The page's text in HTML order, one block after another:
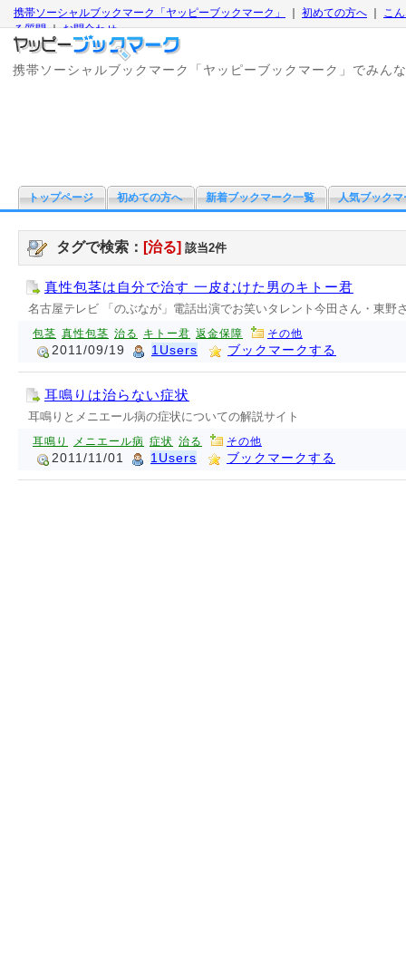
携帯ソーシャルブックマーク「ヤッピーブックマーク」 初めての方へ
こ
る質問｜お問合わせ
携帯ソーシャルブックマーク「ヤッピーブックマーク」でみん
トップページ 初めての方へ 新着ブックマーク一覧 人気ブックマ
タグで検索： [治る] 該当2件
真性包茎は自分で治す 一皮むけた男のキトー君
名古屋テレビ 「のぶなが」電話出演でお笑いタレント今田さん・東野
包茎 真性包茎 治る キトー君 返金保障 その他
2011/09/19 1Users ブックマークする
耳鳴りは治らない症状
耳鳴りとメニエール病の症状についての解説サイト
耳鳴り メニエール病 症状 治る その他
2011/11/01 1Users ブックマークする